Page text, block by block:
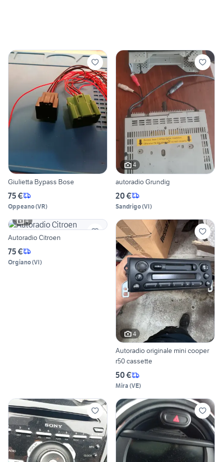
Giulietta Bypass Bose
75 €
Oppeano(VR)
4
autoradio Grundig
20 €
Sandrigo(VI)
4
Autoradio Citroen
75 €
Orgiano(VI)
4
Autoradio originale mini cooper
r50 cassette
50 €
Mira (VE)